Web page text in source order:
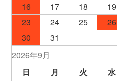
16
17 18 19
23
24 25 26
30
31
2026年9月
日
月 火 水